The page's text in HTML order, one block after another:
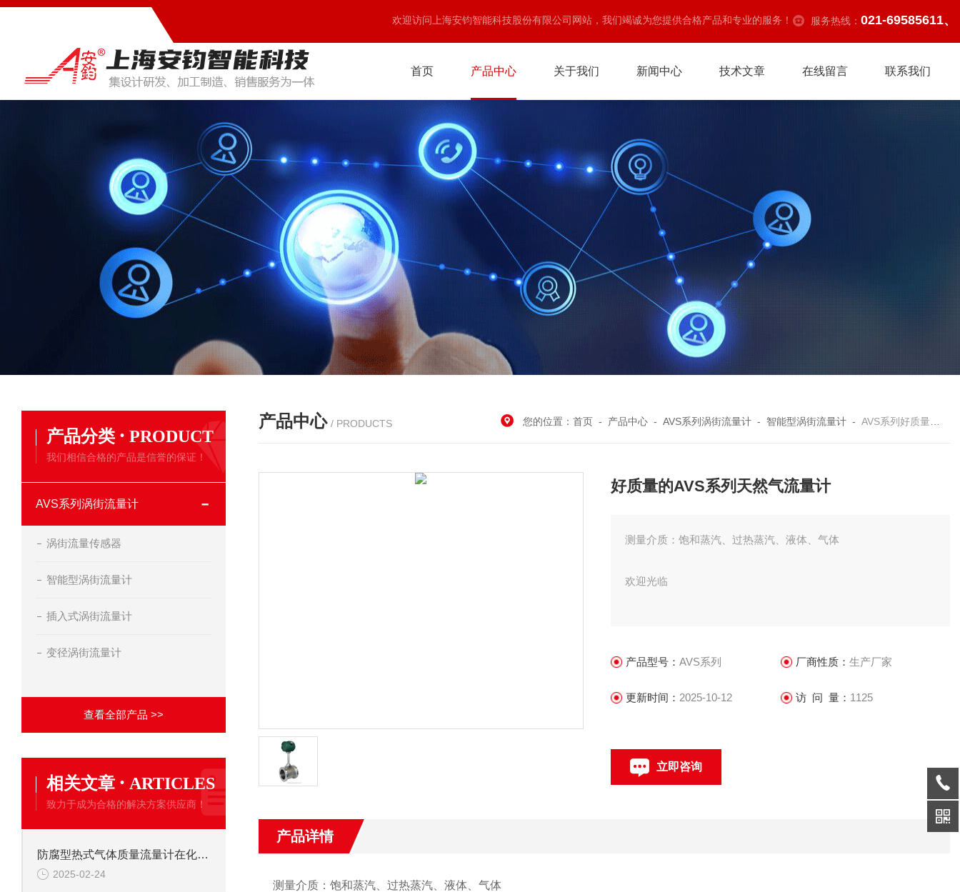
欢迎访问上海安钧智能科技股份有限公司网站，我们竭诚为您提供合格产品和专业的服务！ 服务热线： 021-69585611、
首页 产品中心 关于我们 新闻中心 技术文章 在线留言 联系我们
产品分类 · PRODUCT
我们相信合格的产品是信誉的保证！
AVS系列涡街流量计
涡街流量传感器
智能型涡街流量计
插入式涡街流量计
变径涡街流量计
查看全部产品 >>
相关文章 · ARTICLES
致力于成为合格的解决方案供应商！
防腐型热式气体质量流量计在化工行业具体怎么应用？
2025-02-24
产品中心 / PRODUCTS 您的位置：首页 - 产品中心 -AVS系列涡街流量计 - 智能型涡街流量计 -AVS系列好质量的AVS系列天然气流量计
好质量的AVS系列天然气流量计
测量介质：饱和蒸汽、过热蒸汽、液体、气体
欢迎光临
产品型号：AVS系列 厂商性质： 生产厂家
更新时间： 2025-10-12 访 问 量： 1125
立即咨询
产品详情
测量介质：饱和蒸汽、过热蒸汽、液体、气体